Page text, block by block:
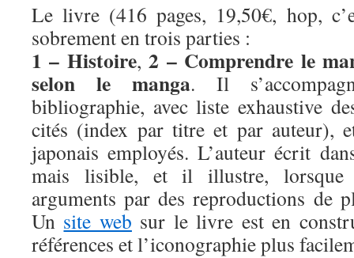
Le livre (416 pages, 19,50€, hop,
sobrement en trois parties :
1 – Histoire,2 – Comprendre le
selon le manga. Il
bibliographie, avec liste exhaustive
cités (index par titre et par auteur),
japonais employés. L’auteur écrit
mais lisible, et il illustre, lorsque
arguments par des reproductions de
Un site web sur le livre est en
références et l’iconographie plus